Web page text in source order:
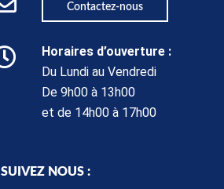
Contactez-nous
Horaires d’ouverture :
Du Lundi au Vendredi
De 9h00 à 13h00
et de 14h00 à 17h00
SUIVEZ NOUS :